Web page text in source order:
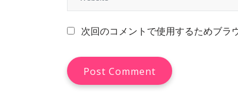
次回のコメントで使用するためブラ